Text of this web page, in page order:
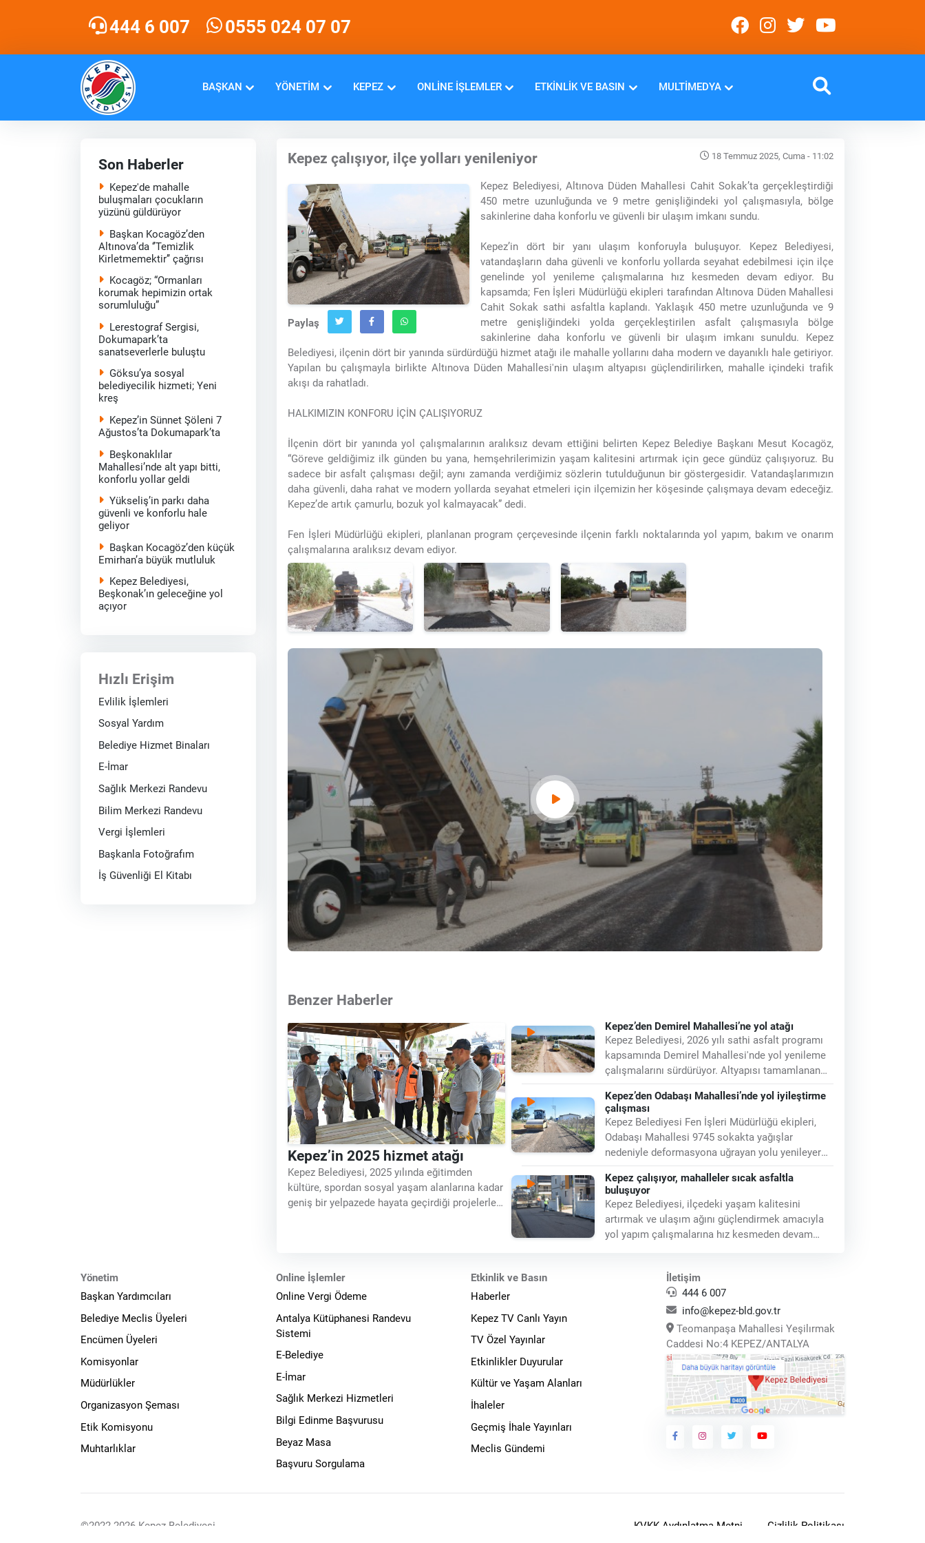
444 6 007 0555 024 07 07
BAŞKAN YÖNETIM KEPEZ ONLINE İŞLEMLER ETKINLIK VE BASIN MULTIMEDYA
Son Haberler
Kepez'de mahalle
buluşmaları çocukların
yüzünü güldürüyor
Başkan Kocagöz’den
Altınova’da ‘’Temizlik
Kirletmemektir’’ çağrısı
Kocagöz; “Ormanları
korumak hepimizin ortak
sorumluluğu”
Lerestograf Sergisi,
Dokumapark’ta
sanatseverlerle buluştu
Göksu’ya sosyal
belediyecilik hizmeti; Yeni
kreş
Kepez’in Sünnet Şöleni 7
Ağustos’ta Dokumapark’ta
Beşkonaklılar
Mahallesi’nde alt yapı bitti,
konforlu yollar geldi
Yükseliş’in parkı daha
güvenli ve konforlu hale
geliyor
Başkan Kocagöz’den küçük
Emirhan’a büyük mutluluk
Kepez Belediyesi,
Beşkonak’ın geleceğine yol
açıyor
Hızlı Erişim
Evlilik İşlemleri
Sosyal Yardım
Belediye Hizmet Binaları
E-İmar
Sağlık Merkezi Randevu
Bilim Merkezi Randevu
Vergi İşlemleri
Başkanla Fotoğrafım
İş Güvenliği El Kitabı
Kepez çalışıyor, ilçe yolları yenileniyor 18 Temmuz 2025, Cuma - 11:02
Paylaş
Kepez Belediyesi, Altınova Düden Mahallesi Cahit Sokak’ta gerçekleştirdiği
450 metre uzunluğunda ve 9 metre genişliğindeki yol çalışmasıyla, bölge
sakinlerine daha konforlu ve güvenli bir ulaşım imkanı sundu.
Kepez’in dört bir yanı ulaşım konforuyla buluşuyor. Kepez Belediyesi,
vatandaşların daha güvenli ve konforlu yollarda seyahat edebilmesi için ilçe
genelinde yol yenileme çalışmalarına hız kesmeden devam ediyor. Bu
kapsamda; Fen İşleri Müdürlüğü ekipleri tarafından Altınova Düden Mahallesi
Cahit Sokak sathi asfaltla kaplandı. Yaklaşık 450 metre uzunluğunda ve 9
metre genişliğindeki yolda gerçekleştirilen asfalt çalışmasıyla bölge
sakinlerine daha konforlu ve güvenli bir ulaşım imkanı sunuldu. Kepez
Belediyesi, ilçenin dört bir yanında sürdürdüğü hizmet atağı ile mahalle yollarını daha modern ve dayanıklı hale getiriyor.
Yapılan bu çalışmayla birlikte Altınova Düden Mahallesi'nin ulaşım altyapısı güçlendirilirken, mahalle içindeki trafik
akışı da rahatladı.
HALKIMIZIN KONFORU İÇİN ÇALIŞIYORUZ
İlçenin dört bir yanında yol çalışmalarının aralıksız devam ettiğini belirten Kepez Belediye Başkanı Mesut Kocagöz,
“Göreve geldiğimiz ilk günden bu yana, hemşehrilerimizin yaşam kalitesini artırmak için gece gündüz çalışıyoruz. Bu
sadece bir asfalt çalışması değil; aynı zamanda verdiğimiz sözlerin tutulduğunun bir göstergesidir. Vatandaşlarımızın
daha güvenli, daha rahat ve modern yollarda seyahat etmeleri için ilçemizin her köşesinde çalışmaya devam edeceğiz.
Kepez’de artık çamurlu, bozuk yol kalmayacak” dedi.
Fen İşleri Müdürlüğü ekipleri, planlanan program çerçevesinde ilçenin farklı noktalarında yol yapım, bakım ve onarım
çalışmalarına aralıksız devam ediyor.
Benzer Haberler
Kepez’in 2025 hizmet atağı
Kepez Belediyesi, 2025 yılında eğitimden
kültüre, spordan sosyal yaşam alanlarına kadar
geniş bir yelpazede hayata geçirdiği projelerle
Kepez’den Demirel Mahallesi’ne yol atağı
Kepez Belediyesi, 2026 yılı sathi asfalt programı
kapsamında Demirel Mahallesi'nde yol yenileme
çalışmalarını sürdürüyor. Altyapısı tamamlanan
bölgelerde yürütülen çalışmalar
Kepez’den Odabaşı Mahallesi’nde yol iyileştirme
çalışması
Kepez Belediyesi Fen İşleri Müdürlüğü ekipleri,
Odabaşı Mahallesi 9745 sokakta yağışlar
nedeniyle deformasyona uğrayan yolu yenileyerek
600 metrelik stabilize yol çalışmasını
Kepez çalışıyor, mahalleler sıcak asfaltla
buluşuyor
Kepez Belediyesi, ilçedeki yaşam kalitesini
artırmak ve ulaşım ağını güçlendirmek amacıyla
yol yapım çalışmalarına hız kesmeden devam
Yönetim
Başkan Yardımcıları
Belediye Meclis Üyeleri
Encümen Üyeleri
Komisyonlar
Müdürlükler
Organizasyon Şeması
Etik Komisyonu
Muhtarlıklar
Online İşlemler
Online Vergi Ödeme
Antalya Kütüphanesi Randevu
Sistemi
E-Belediye
E-İmar
Sağlık Merkezi Hizmetleri
Bilgi Edinme Başvurusu
Beyaz Masa
Başvuru Sorgulama
Etkinlik ve Basın
Haberler
Kepez TV Canlı Yayın
TV Özel Yayınlar
Etkinlikler Duyurular
Kültür ve Yaşam Alanları
İhaleler
Geçmiş İhale Yayınları
Meclis Gündemi
İletişim
444 6 007
info@kepez-bld.gov.tr
Teomanpaşa Mahallesi Yeşilırmak
Caddesi No:4 KEPEZ/ANTALYA
©2022-2026 Kepez Belediyesi KVKK Aydınlatma Metni Gizlilik Politikası